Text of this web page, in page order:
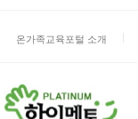
온가족교육포털 소개